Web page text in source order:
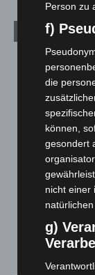
Kategorien
Corona-News
Hannover und
Langenhagen
Leserbriefe
Menschen
Über uns
Person zu
f)
die
können,
gesondert
nicht einer
g)